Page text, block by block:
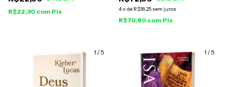
R$22,30 com Pix 4x de R$18,25 sem juros
R$70,80 com Pix
1 /5 1 /5